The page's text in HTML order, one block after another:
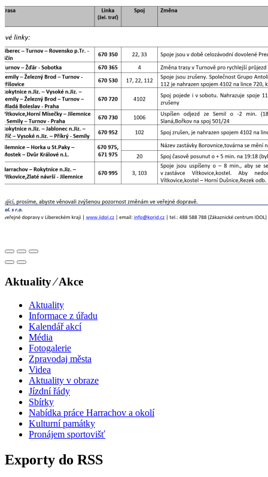
Aktuality ⁄ Akce
Aktuality
Informace z úřadu
Kalendář akcí
Média
Fotogalerie
Zpravodaj města
Videa
Aktuality v obraze
Jízdní řády
Sbírky
Nabídka práce Harrachov a okolí
Kulturní památky
Pronájem sportovišť
Exporty do RSS